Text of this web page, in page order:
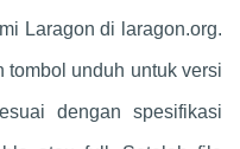
Laragon di laragon.org.
tombol unduh untuk versi
dengan spesifikasi